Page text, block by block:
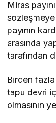
Miras
sözleşmeye
payının
arasında
tarafından
Birden
tapu devri
olmasının